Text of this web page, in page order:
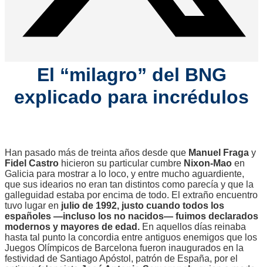
El “milagro” del BNG
explicado para incrédulos
Han pasado más de treinta años desde que Manuel Fraga y
Fidel Castro hicieron su particular cumbre Nixon-Mao en
Galicia para mostrar a lo loco, y entre mucho aguardiente,
que sus idearios no eran tan distintos como parecía y que la
galleguidad estaba por encima de todo. El extraño encuentro
tuvo lugar en julio de 1992, justo cuando todos los
españoles —incluso los no nacidos— fuimos declarados
modernos y mayores de edad. En aquellos días reinaba
hasta tal punto la concordia entre antiguos enemigos que los
Juegos Olímpicos de Barcelona fueron inaugurados en la
festividad de Santiago Apóstol, patrón de España, por el